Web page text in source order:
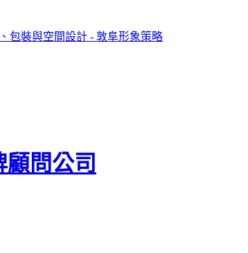
顧問公司